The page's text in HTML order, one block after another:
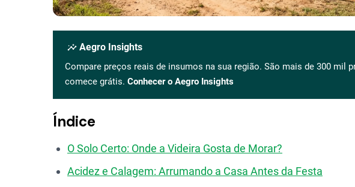
insights Aegro Insights
Compare preços reais de insumos na sua região. São mais de 300 mil
comece grátis. Conhecer o Aegro Insights
Índice
O Solo Certo: Onde a Videira Gosta de Morar?
Acidez e Calagem: Arrumando a Casa Antes da Festa